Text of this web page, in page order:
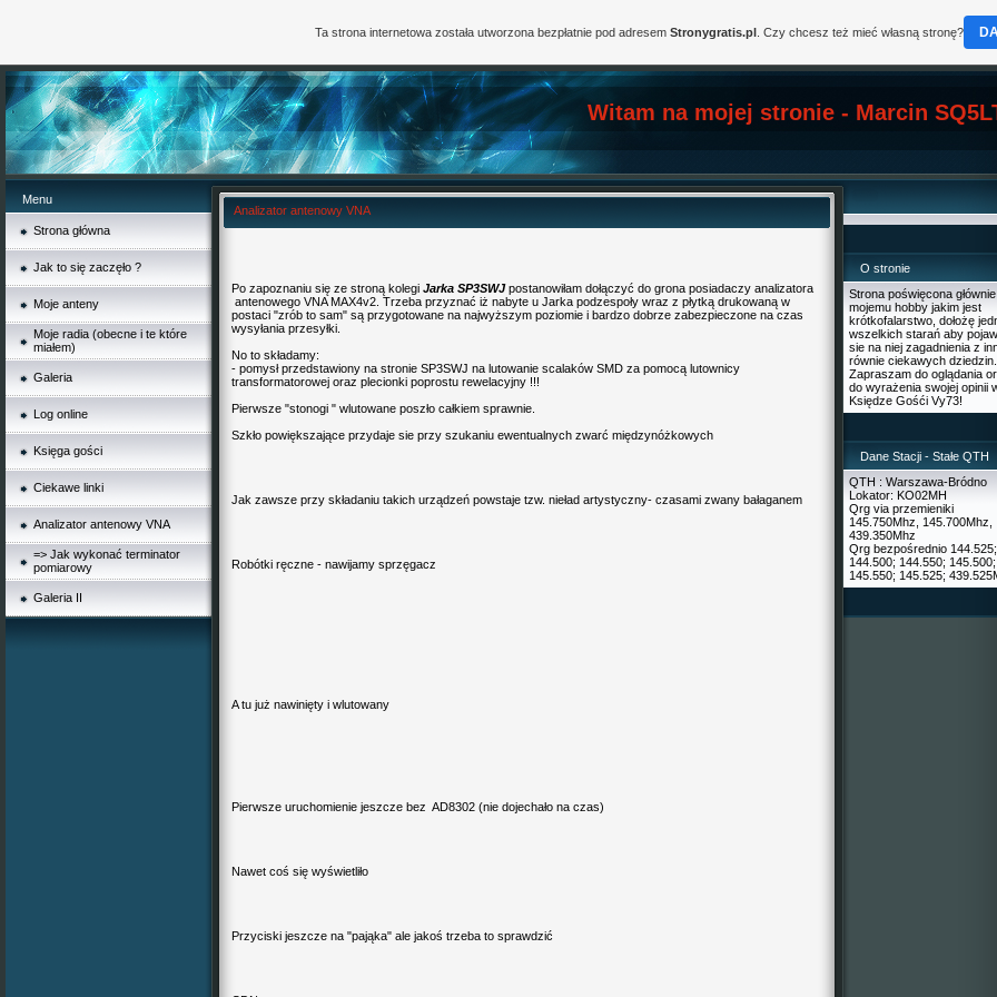
Witam na mojej stronie - Marcin
Menu
Strona główna
Jak to się zaczęło ?
Moje anteny
Moje radia (obecne i te które
miałem)
Galeria
Log online
Księga gości
Ciekawe linki
Analizator antenowy VNA
=> Jak wykonać terminator
pomiarowy
Galeria II
Analizator antenowy VNA
Po zapoznaniu się ze stroną kolegi Jarka SP3SWJpostanowiłam dołączyć do grona posiadaczy analizatora
antenowego VNA MAX4v2. Trzeba przyznać iż nabyte u Jarka podzespoły wraz z płytką drukowaną w
postaci "zrób to sam" są przygotowane na najwyższym poziomie i bardzo dobrze zabezpieczone na czas
wysyłania przesyłki.
No to składamy:
- pomysł przedstawiony na stronie SP3SWJ na lutowanie scalaków SMD za pomocą lutownicy
transformatorowej oraz plecionki poprostu rewelacyjny !!!
Pierwsze "stonogi " wlutowane poszło całkiem sprawnie.
Szkło powiększające przydaje sie przy szukaniu ewentualnych zwarć międzynóżkowych
Jak zawsze przy składaniu takich urządzeń powstaje tzw. nieład artystyczny- czasami zwany bałaganem
Robótki ręczne - nawijamy sprzęgacz
A tu już nawinięty i wlutowany
Pierwsze uruchomienie jeszcze bez AD8302 (nie dojechało na czas)
Nawet coś się wyświetliło
Przyciski jeszcze na "pająka" ale jakoś trzeba to sprawdzić
O stronie
Strona poświęcona głównie
mojemu hobby jakim jest
krótkofalarstwo, dołożę
wszelkich starań aby
sie na niej zagadnienia z
równie ciekawych dziedzin.
Zapraszam do oglądania
do wyrażenia swojej opinii
Księdze Gośći Vy73!
Dane Stacji - Stałe QTH
QTH : Warszawa-Bródno
Lokator: KO02MH
Qrg via przemieniki
145.750Mhz, 145.700Mhz,
439.350Mhz
Qrg bezpośrednio 144.525;
144.500; 144.550; 145.500;
145.550; 145.525;
Ta strona internetowa została utworzona bezpłatnie pod adresem Stronygratis.pl. Czy chcesz też mieć własną stronę?